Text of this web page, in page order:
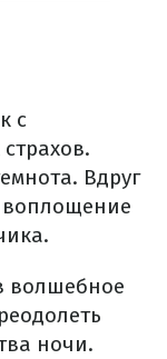
с
Вдруг
воплощение
волшебное
ночи.